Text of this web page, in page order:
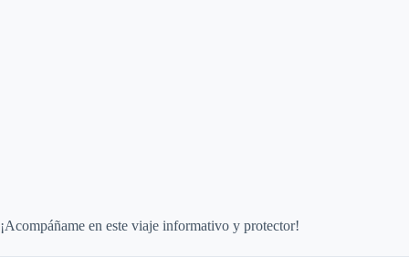
¡Acompáñame en este viaje informativo y protector!